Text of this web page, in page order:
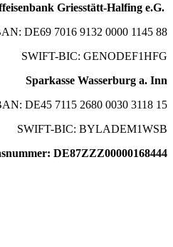
Griesstätt-Halfing e.G.
DE69 7016 9132 0000 1145 88
SWIFT-BIC: GENODEF1HFG
Sparkasse Wasserburg a. Inn
DE45 7115 2680 0030 3118 15
SWIFT-BIC: BYLADEM1WSB
DE87ZZZ00000168444